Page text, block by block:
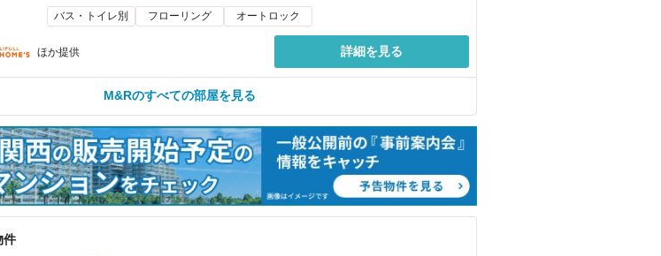
バス・トイレ別 フローリング オートロック
ほか提供 詳細を見る
M&Rのすべての部屋を見る
件